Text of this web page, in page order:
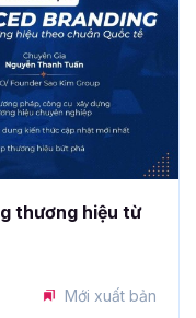
thương hiệu từ
Mới xuất bản